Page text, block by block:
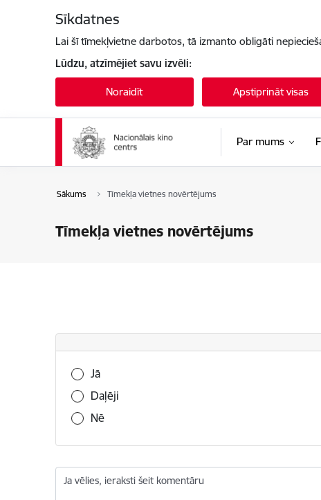
Sīkdatnes
Lai šī tīmekļvietne darbotos, tā izmanto obligāti
Lūdzu, atzīmējiet savu izvēli:
Noraidīt Apstiprināt visas
Par mums
Sākums Tīmekļa vietnes novērtējums
Tīmekļa vietnes novērtējums
Vai šī informācija bija noderīga?
Jā
Daļēji
Nē
Ja vēlies, ieraksti šeit komentāru